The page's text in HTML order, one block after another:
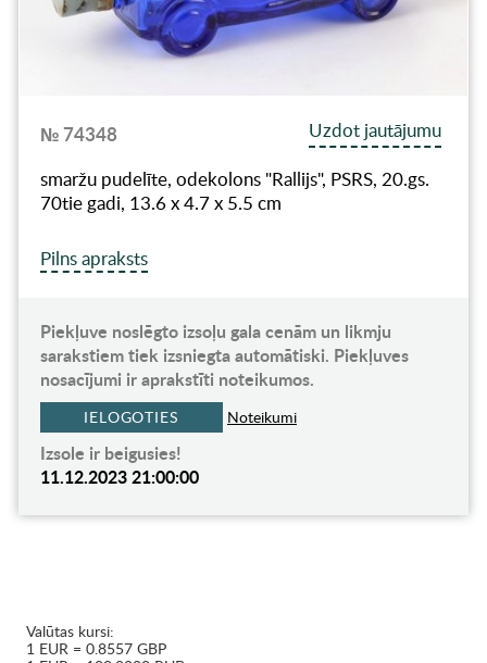
№ 74348
Uzdot jautājumu
smaržu pudelīte, odekolons "Rallijs", PSRS, 20.gs.
70tie gadi, 13.6 x 4.7 x 5.5 cm
Pilns apraksts
Piekļuve noslēgto izsoļu gala cenām un likmju
sarakstiem tiek izsniegta automātiski. Piekļuves
nosacījumi ir aprakstīti noteikumos.
IELOGOTIES Noteikumi
Izsole ir beigusies!
11.12.2023 21:00:00
Valūtas kursi:
1 EUR = 0.8557 GBP